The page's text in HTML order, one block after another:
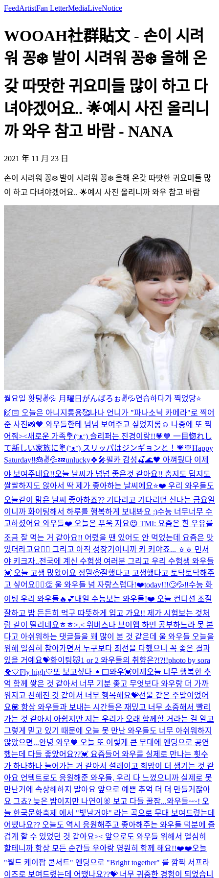
FeedArtistFan LetterMediaLiveNotice
WOOAH社群貼文 - 손이 시려
워 꽁❄️ 발이 시려워 꽁❄️ 올해 온
갖 따땃한 귀요미들 많이 하고 다
녀야겠어요.. 🌟예시 사진 올리니
까 와우 참고 바람 - NANA
2021 年 11 月 23 日
손이 시려워 꽁❄️ 발이 시려워 꽁❄️ 올해 온갖 따땃한 귀요미들 많
이 하고 다녀야겠어요.. 🌟예시 사진 올리니까 와우 참고 바람
월요일 홧팅✌️💦 月曜日がんばろぉ✌️💦연습하다가 찍었당⭐️
🙌🏻 오늘은 아니지롱용🥰나나 언니가 "파나소닉 카메라"로 찍어
준 사진📸💙 와우들한테 넘넘 보여주고 싶었지롱☺️ 나중에 또 찍
어줘><새로운 가족💐(ᵔᴥᵔ) 슬리퍼는 진경이랑!!💗💙 一目惚れし
て新しい家族に💐(ᵔᴥᵔ) スリッパはジンギョンと！💗💙Happy
Saturday‼️🎂✌️💦💤unlucky🍀🎤필카 감성🍒🌊🖤 아껴뒀다 이제
야 보여주네요!!오늘 날씨가 넘넘 좋은것 같아요!! 춥지도 덥지도
쌀쌀하지도 않아서 딱 제가 좋아하는 날씨에요⭐️❤️ 우리 와우들도
오늘같이 맑은 날씨 좋아하죠?? 기다리고 기다리던 신나는 금요일
이니까 화이팅해서 하루를 행복하게 보내봐요 :)수능 너무너무 수
고하셨어요 와우들❤️ 오늘은 푸욱 자요😍 TMI: 요즘은 흰 우유를
조금 잘 먹는 거 같아요!! 어렸을 땐 있어도 안 먹었는데 요즘은 맛
있더라고요👍🏻 그리고 아직 성장기이니까 키 커야죠... ㅎㅎ 민서
야 키크자..전국에 계신 수험생 여러분 그리고 우리 수험생 와우들
💓 오늘 고생 많았어요 정말🥺잘했다고 고생했다고 토닥토닥해주
고 싶어요🙆‍♀️👏 울 와우들 넘 자랑스럽다!❤️today!!!🙄💦‼️수능 화
이팅 우리 와우들🔥💕내일 수능보는 와우들!❤️ 오늘 컨디션 조절
잘하고 밥 든든히 먹구 따뜻하게 입고 가요!! 제가 시험보는 것처
럼 같이 떨리네요ㅎㅎ>.< 위버스나 브이앱 하면 공부하느라 못 본
다고 아쉬워하는 댓글들을 꽤 많이 본 것 같은데 울 와우들 오늘을
위해 열심히 참아가면서 누구보다 최선을 다했으니 꼭 좋은 결과
있을 거예요💝화이팅😽1 or 2 와우들의 취향은?!?!!photo by sora
🐥💛Fly high💙 또 보고싶다 👧🏻와우💓어제오늘 너무 행복한 추
억 함께 쌓은 것 같아서 너무 기분 좋고 무엇보다 와우랑 더 가까
워지고 친해진 것 같아서 너무 행복해요💝선물 같은 주말이었어
요💟 항상 와우들과 보내는 시간들은 재밌고 너무 소중해서 빨리
가는 것 같아서 아쉽지만 저는 우리가 오래 함께할 거라는 걸 알고
그렇게 믿고 있기 때문에 오늘 못 만난 와우들도 너무 아쉬워하지
않았으면...안녕 와우💙 오늘 또 이렇게 큰 무대에 엔딩으로 공연
했는데 다들 좋았어요??💓 요즘들어 와우를 실제로 만나는 횟수
가 하나하나 늘어가는 거 같아서 설레이고 희망이 더 생기는 것 같
아요 언텍트로도 응원해준 와우들, 우리 다 느꼈으니까 실제로 못
만난거에 속상해하지 말아요 앞으로 예쁜 추억 더 더 만들거잖아
요 그쵸? 늦은 밤이지만 나연이🐰 보고 다들 꿀잠...와우들~~! 오
늘 한국문화축제 에서 "빛날거야" 라는 곡으로 무대 보여드렸는데
어땠나요?? 오늘도 역시 응원해주고 좋아해주는 와우들 덕분에 즐
겁게 할 수 있었던 것 같아요>< 앞으로도 와우들 위해서 열심히
할테니까 항상 모든 순간들 우아랑 영원히 함께 해요!!❤️❤️오늘
"월드 케이팝 콘서트" 엔딩으로 "Bright together" 를 깜짝 서프라
이즈로 보여드렸는데 어땠나요??💝 너무 귀중한 경험이 되었습니